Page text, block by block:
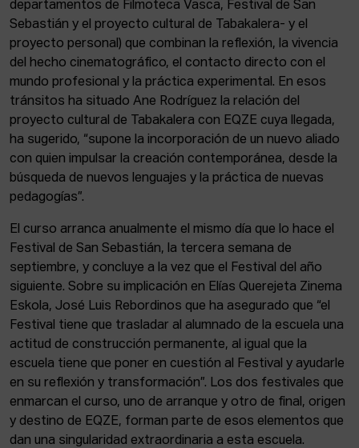
departamentos de Filmoteca Vasca, Festival de San
Sebastián y el proyecto cultural de Tabakalera- y el
proyecto personal) que combinan la reflexión, la vivencia
del hecho cinematográfico, el contacto directo con el
mundo profesional y la práctica experimental. En esos
tránsitos ha situado Ane Rodríguez la relación del
proyecto cultural de Tabakalera con EQZE cuya llegada,
ha sugerido, “supone la incorporación de un nuevo aliado
con quien impulsar la creación contemporánea, desde la
búsqueda de nuevos lenguajes y la práctica de nuevas
pedagogías”.
El curso arranca anualmente el mismo día que lo hace el
Festival de San Sebastián, la tercera semana de
septiembre, y concluye a la vez que el Festival del año
siguiente. Sobre su implicación en Elías Querejeta Zinema
Eskola, José Luis Rebordinos que ha asegurado que “el
Festival tiene que trasladar al alumnado de la escuela una
actitud de construcción permanente, al igual que la
escuela tiene que poner en cuestión al Festival y ayudarle
en su reflexión y transformación”. Los dos festivales que
enmarcan el curso, uno de arranque y otro de final, origen
y destino de EQZE, forman parte de esos elementos que
dan una singularidad extraordinaria a esta escuela.